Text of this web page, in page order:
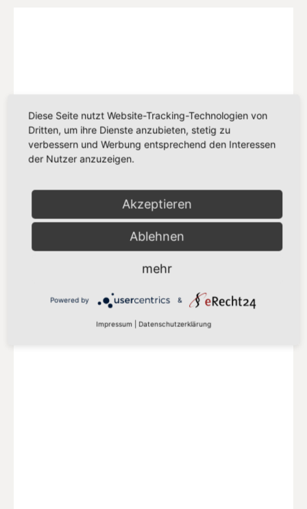
SPD EUROPA
Delegation der SPD-Abgeordneten in der
Mehr auf der SPD-Europa Webseite
Diese Seite nutzt Website-Tracking-Technologien von
Dritten, um ihre Dienste anzubieten, stetig zu
verbessern und Werbung entsprechend den Interessen
der Nutzer anzuzeigen.
Akzeptieren
Ablehnen
mehr
Powered by &
Impressum Datenschutzerklärung